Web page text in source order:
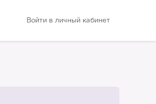
Войти в личный кабинет